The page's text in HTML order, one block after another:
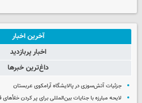
آخرین اخبار
اخبار پربازدید
داغ‌ترین خبرها
جزئیات آتش‌سوزی در پالایشگاه آرامکوی عربستان
لایحه مبارزه با جنایات بین‌المللی برای پر کردن